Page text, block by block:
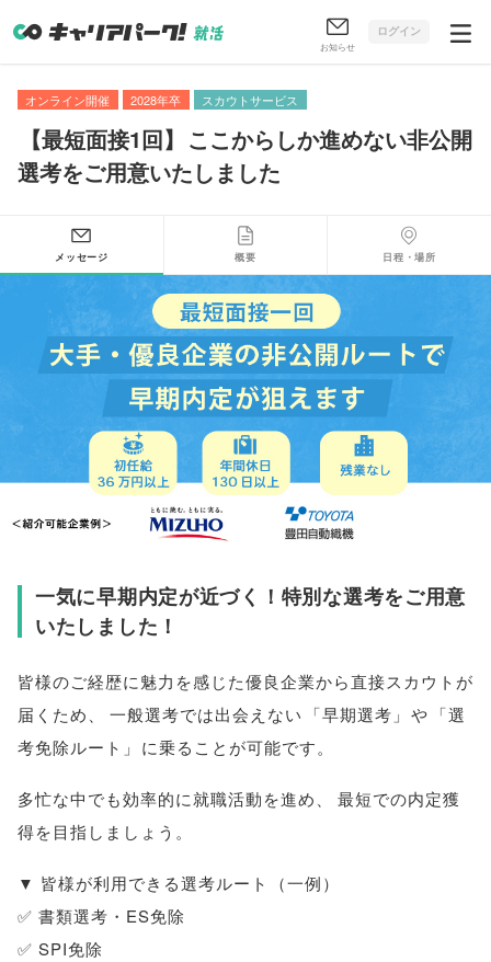
お知らせ
ログイン
オンライン開催 2028年卒 スカウトサービス
【最短面接1回】 ここからしか進めない非公開
選考をご用意いたしました
メッセージ 概要 日程・場所
一気に早期内定が近づく！特別な選考をご用意
いたしました！
皆様のご経歴に魅力を感じた優良企業から直接スカウトが
届くため
一般選考では出会えない 「早期選考 」 や 「選
考免除ルート 」 に乗ることが可能です。
多忙な中でも効率的に就職活動を進め
最短での内定獲
得を目指しましょう 。
▼ 皆様が利用できる選考ルート （一例）
✅ 書類選考・ES免除
✅ SPI免除